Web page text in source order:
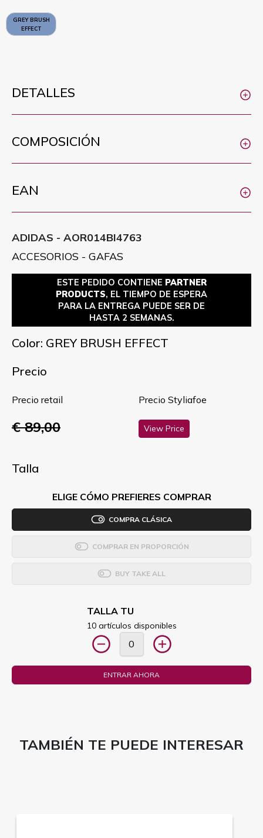
GREY BRUSH
EFFECT
DETALLES
COMPOSICIÓN
EAN
ADIDAS - AOR014BI4763
ACCESORIOS - GAFAS
ESTE PEDIDO CONTIENE PARTNER
PRODUCTS, EL TIEMPO DE ESPERA
PARA LA ENTREGA PUEDE SER DE
HASTA 2 SEMANAS.
Color: GREY BRUSH EFFECT
Precio
Precio retail
€ 89,00
Precio Styliafoe
View Price
Talla
ELIGE CÓMO PREFIERES COMPRAR
COMPRA CLÁSICA
COMPRAR EN PROPORCIÓN
BUY TAKE ALL
TALLA TU
10 artículos disponibles
ENTRAR AHORA
TAMBIÉN TE PUEDE INTERESAR